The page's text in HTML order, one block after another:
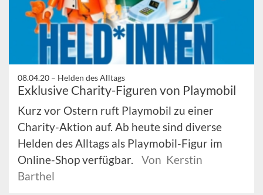
08.04.20 – Helden des Alltags
Exklusive Charity-Figuren von Playmobil
Kurz vor Ostern ruft Playmobil zu einer
Charity-Aktion auf. Ab heute sind diverse
Helden des Alltags als Playmobil-Figur im
Online-Shop verfügbar.
Von Kerstin
Barthel